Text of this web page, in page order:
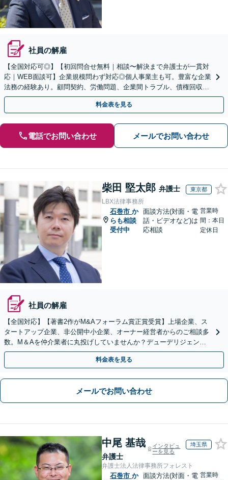
社員の解雇
【全国対応可◎】【初回問合せ無料｜相談〜解決まで弁護士が一貫対
応｜WEB面談可】企業規模問わず対応◎個人事業主も可。豊富な企業
法務の経験あり。顧問契約、労働問題、企業間トラブル、債権回収、
契約書のリーガルチェック等、サポートします。
料金表を見る
電話でお問い合わせ メールでお問い合わせ
柴田 堅太郎 弁護士 東京都
LBX法律事務所
石巻市 か
らも相談
受付中
面談方法(対面・電
話・ビデオなど)は
応相談
営業時
間：本日
定休日
社員の解雇
【全国対応】【著書2作がM&Aフォーラム賞正賞受賞】上場企業、ス
タートアップ企業、非公開中小企業、オーナー経営者からのご相談多
数。M＆Aを仲介業者に丸投げしていませんか？デューデリジェンス
や契約書作成・交渉はお任せください【初回無料】
料金表を見る
メールでお問い合わせ
中尾 基哉
弁護士
インタビュ
ーを見る
埼玉県
弁護士法人法律事務所フォレスト
石巻市 か 面談方法(対面・電 営業時